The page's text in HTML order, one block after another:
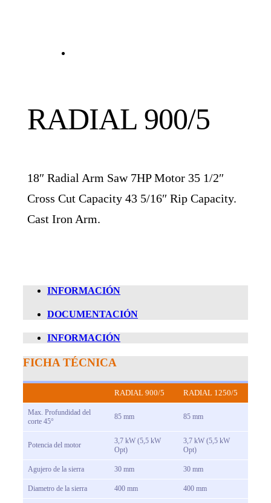
RADIAL 900/5
18″ Radial Arm Saw 7HP Motor 35 1/2″
Cross Cut Capacity 43 5/16″ Rip Capacity.
Cast Iron Arm.
INFORMACIÓN
DOCUMENTACIÓN
INFORMACIÓN
FICHA TÉCNICA
RADIAL 900/5 RADIAL 1250/5
Max. Profundidad del
corte 45°
85 mm 85 mm
Potencia del motor
3,7 kW (5,5 kW
Opt)
3,7 kW (5,5 kW
Opt)
Agujero de la sierra 30 mm 30 mm
Diametro de la sierra 400 mm 400 mm